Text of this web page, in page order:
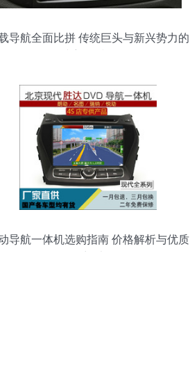
导航全面比拼 传统巨头与新兴势力的
导航一体机选购指南 价格解析与优质